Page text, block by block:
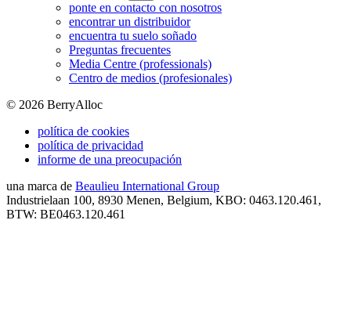
ponte en contacto con nosotros
encontrar un distribuidor
encuentra tu suelo soñado
Preguntas frecuentes
Media Centre (professionals)
Centro de medios (profesionales)
© 2026 BerryAlloc
política de cookies
política de privacidad
informe de una preocupación
una marca de Beaulieu International Group
Industrielaan 100, 8930 Menen, Belgium, KBO: 0463.120.461,
BTW: BE0463.120.461